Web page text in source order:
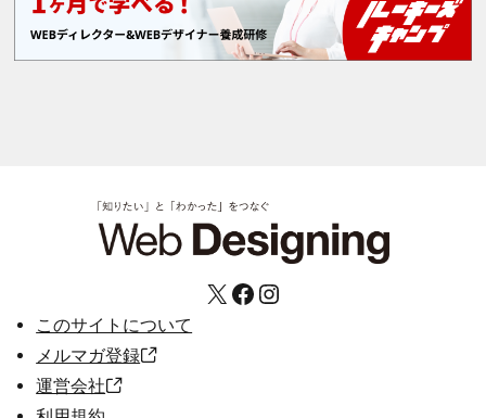
X Facebook Instagram
このサイトについて
メルマガ登録
運営会社